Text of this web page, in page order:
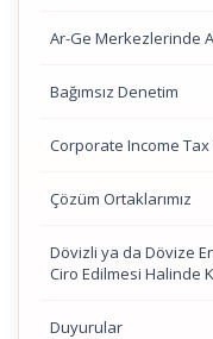
Ar-Ge Merkezlerinde
Bağımsız Denetim
Corporate Income
Çözüm Ortaklarımız
Dövizli ya da Dövize
Ciro Edilmesi Halinde
Duyurular